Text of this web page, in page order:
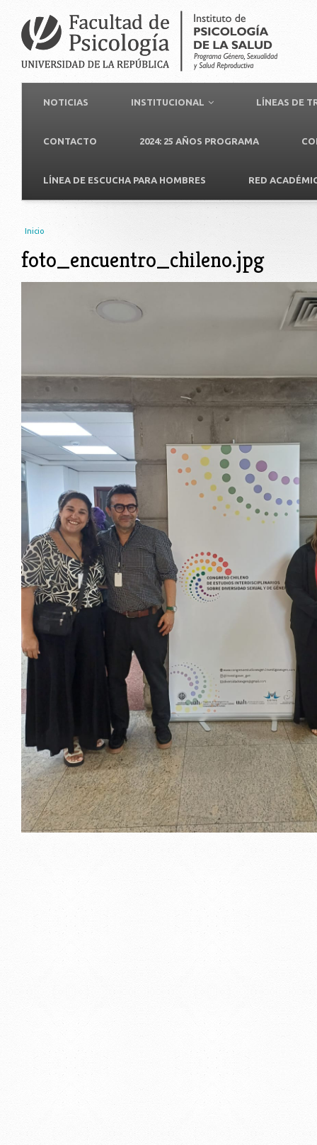
NOTICIAS INSTITUCIONAL LÍNEAS DE
CONTACTO 2024: 25 AÑOS PROGRAMA
LÍNEA DE ESCUCHA PARA HOMBRES RED
Usted está aquí
Inicio
foto_encuentro_chileno.jpg